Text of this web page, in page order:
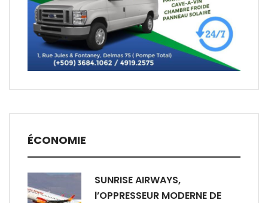
ÉCONOMIE
SUNRISE AIRWAYS,
l’OPPRESSEUR MODERNE DE